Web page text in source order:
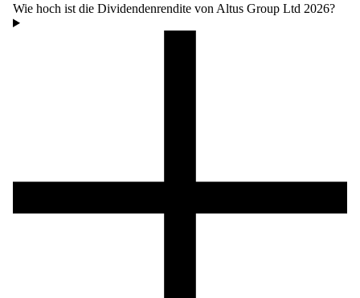
Wie hoch ist die Dividendenrendite von Altus Group Ltd 2026?